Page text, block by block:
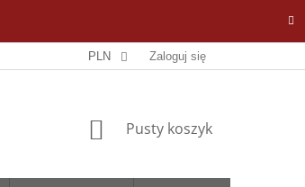
PLN Zaloguj się
KOSZYK
Pusty koszyk